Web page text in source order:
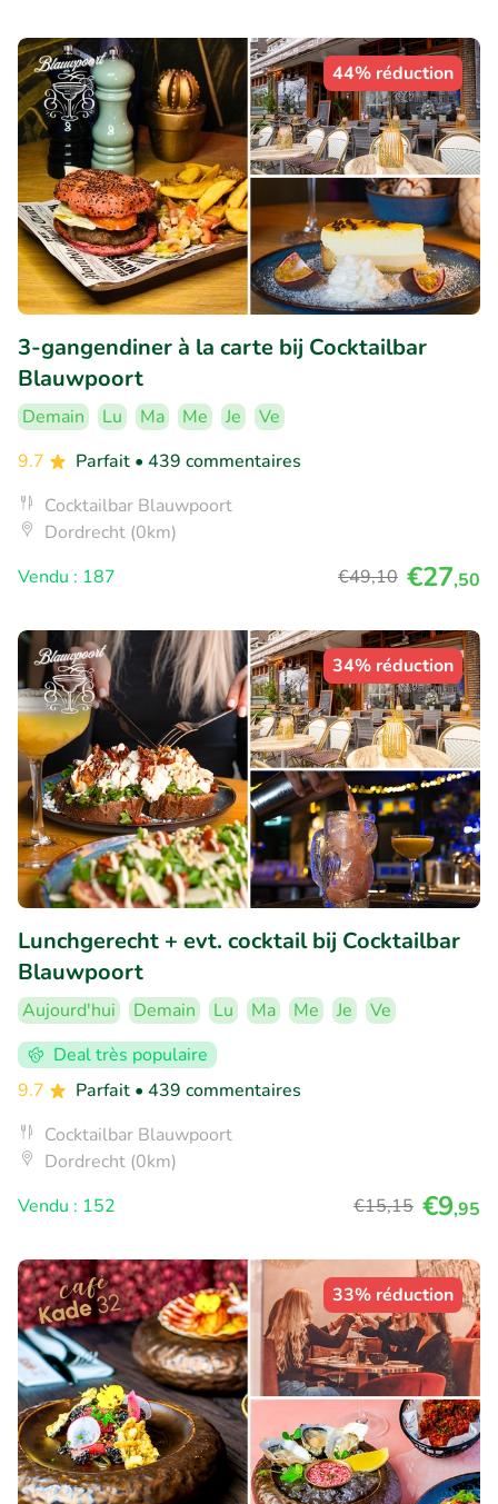
44% réduction
3-gangendiner à la carte bij Cocktailbar
Blauwpoort
Demain Lu Ma Me Je
Ve
9.7
Parfait • 439 commentaires
Cocktailbar Blauwpoort
Dordrecht (0km)
Vendu : 187
€49,10 €27,50
34% réduction
Lunchgerecht + evt. cocktail bij Cocktailbar
Blauwpoort
Aujourd'hui Demain Lu Ma Me Je
Ve
Deal très populaire
9.7
Parfait • 439 commentaires
Cocktailbar Blauwpoort
Dordrecht (0km)
Vendu : 152
€15,15 €9,95
33% réduction